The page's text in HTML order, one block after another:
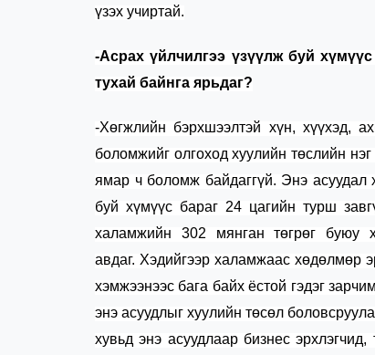
үзэх учиртай.
-Асрах үйлчилгээ үзүүлж буй
тухай байнга ярьдаг?
-Хөгжлийн бэрхшээлтэй хүн, хүүхэд,
боломжийг олгоход хуулийн төслийн
ямар ч боломж байдаггүй. Энэ асуудал
буй хүмүүс бараг24 цагийн турш
халамжийн 302 мянган төгрөг буюу
авдаг. Хэдийгээрхаламжаас хөдөлмөр
хэмжээнээс бага байх ёстой гэдэг
энэ асуудлыг хуулийн төсөл
хувьд энэ асуудлаар бизнес